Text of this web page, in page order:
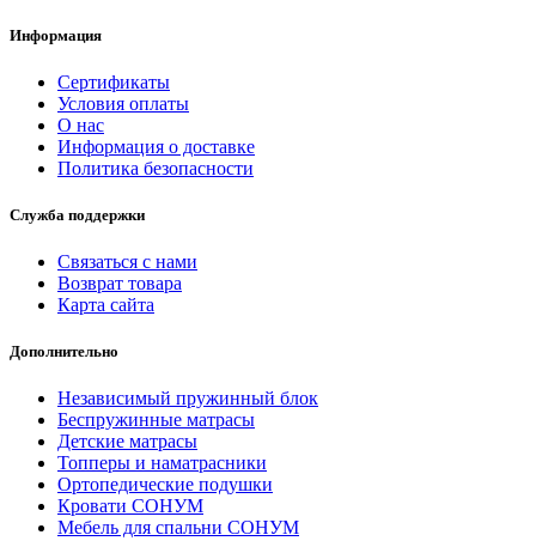
Информация
Сертификаты
Условия оплаты
О нас
Информация о доставке
Политика безопасности
Служба поддержки
Связаться с нами
Возврат товара
Карта сайта
Дополнительно
Независимый пружинный блок
Беспружинные матрасы
Детские матрасы
Топперы и наматрасники
Ортопедические подушки
Кровати СОНУМ
Мебель для спальни СОНУМ